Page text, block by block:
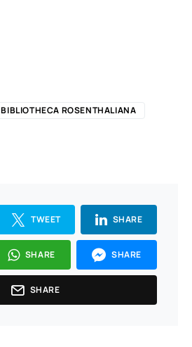
BIBLIOTHECA ROSENTHALIANA
TWEET SHARE
SHARE SHARE
SHARE